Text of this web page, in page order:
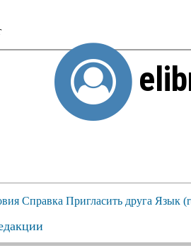
Справка Пригласить друга Язык